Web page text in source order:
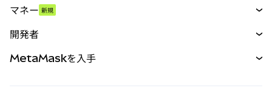
パーペチュアル
RWA
マネー 新規
開発者
MetaMaskを入手